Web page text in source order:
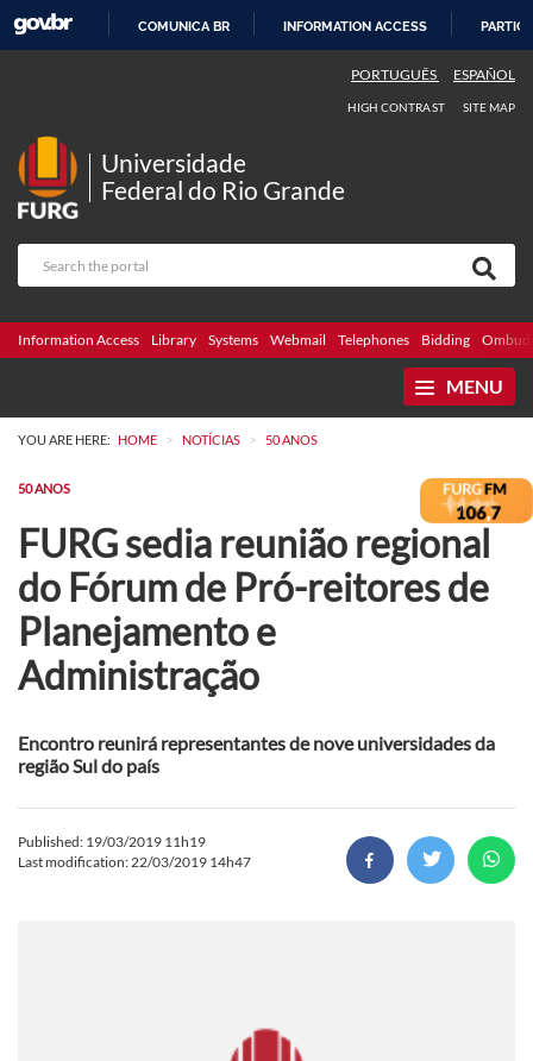
COMUNICA BR INFORMATION ACCESS
PORTUGUÊS ESPAÑOL
HIGH CONTRAST SITE MAP
Universidade
Federal do Rio Grande
Information Access Library Systems Webmail Telephones Bidding
MENU
YOU ARE HERE: HOME > NOTÍCIAS > 50 ANOS
50 ANOS
FURG sedia reunião regional
do Fórum de Pró-reitores de
Planejamento e
Administração
Encontro reunirá representantes de nove universidades da
região Sul do país
Published: 19/03/2019 11h19
Last modification: 22/03/2019 14h47